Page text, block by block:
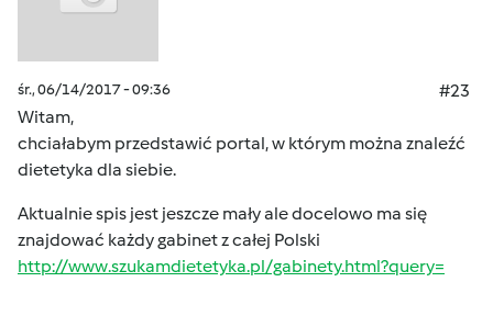
śr., 06/14/2017 - 09:36
#23
Witam,
chciałabym przedstawić portal, w którym można znaleźć
dietetyka dla siebie.
Aktualnie spis jest jeszcze mały ale docelowo ma się
znajdować każdy gabinet z całej Polski
http://www.szukamdietetyka.pl/gabinety.html?query=